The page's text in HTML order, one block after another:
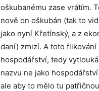
oškubanému zase vrátím.
nově on oškubán (tak to
jako nyní Křetínský, a z
daní) zmizí. A toto
hospodářství, tedy
nazvu ne jako
ale aby to mělo tu